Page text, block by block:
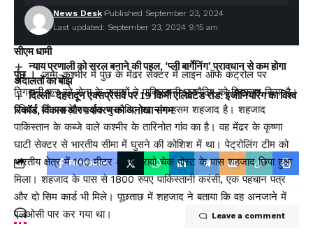
बीमा सबके लिए’ अभियान को नई गति: IRDAI ने बीमा जागरूकता बढ़ाने के
लिए लॉन्च की कॉमिक बुक श्रृंखला
पश्चिम बंगाल में पहली बार भाजपा सरकार, शपथ ग्रहण समारोह में शामिल हुए
सीएम धामी
न्याय प्रणाली को सरल बनाने की पहल, ‘प्ली बार्गेनिंग’ प्रावधान से कम होगा
अदालतों का बोझ
दिल्ली–देहरादून एक्सप्रेसवे पर 19 किमी एलिवेटेड रोड: इंजीनियरिंग का विश्व
रिकॉर्ड, विकास और पर्यावरण का अनोखा संगम
Facebook
Leave a comment
Last updated: September 23, 2024 9:15 am
News Desk Published September 23, 2024
पुंछ ।जम्मू-कश्मीर में पुंछ के मेंढर सेक्टर में लाइन ऑफ कंट्रोल पर
निगरानी कर रहे सेना के जवानों ने पाकिस्तानी घुसपैठिए को गिरफ्तार किया है।
रविवार को पकड़े गए इस घुसपैठिए का नाम हसम शहजाद है। शहजाद
पाकिस्तान के कब्जे वाले कश्मीर के तारिनोत गांव का है। वह मेंढर के कृष्णा
घाटी सेक्टर से भारतीय सीमा में घुसने की कोशिश में था। पेट्रोलिंग टीम को
भारतीय क्षेत्र में 100 मीटर अंदर ब्रावो चेक पोस्ट के पास शहजाद छिपा हुआ
मिला। शहजाद के पास से 1800 रुपए पाकिस्तानी करंसी, एक पहचान पत्र
और दो सिम कार्ड भी मिले। पूछताछ में शहजाद ने बताया कि वह अनजाने में
एलओसी पार कर गया था।